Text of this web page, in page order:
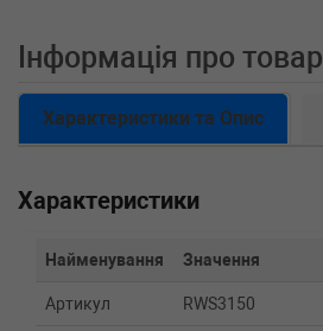
Інформація про товар
Характеристики та Опис
Характеристики
Найменування Значення
Артикул RWS3150